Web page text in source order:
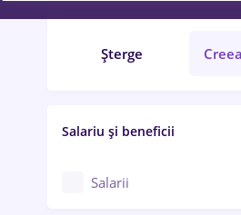
Șterge
Salariu și beneficii
Salarii